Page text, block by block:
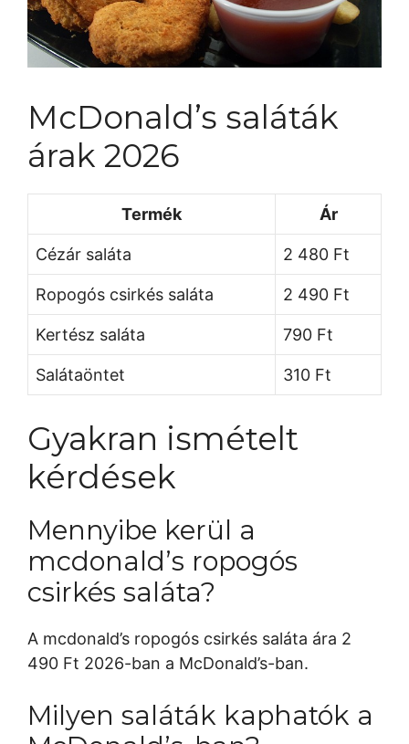
McDonald’s saláták
árak 2026
Termék Ár
Cézár saláta 2 480 Ft
Ropogós csirkés saláta 2 490 Ft
Kertész saláta 790 Ft
Salátaöntet 310 Ft
Gyakran ismételt
kérdések
Mennyibe kerül a
mcdonald’s ropogós
csirkés saláta?
A mcdonald’s ropogós csirkés saláta ára 2
490 Ft 2026-ban a McDonald’s-ban.
Milyen saláták kaphatók a